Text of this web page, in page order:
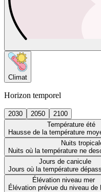
Climat
Horizon temporel
2030 2050
2100
Température été
Hausse de la température
Nuits
Nuits où la température ne
Jours de canicule
Jours où la température
Élévation niveau mer
Élévation prévue du niveau de